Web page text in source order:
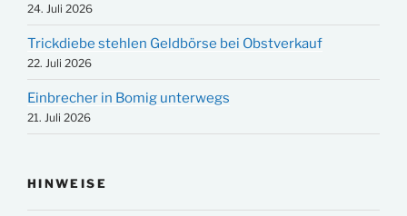
24. Juli 2026
Trickdiebe stehlen Geldbörse bei Obstverkauf
22. Juli 2026
Einbrecher in Bomig unterwegs
21. Juli 2026
HINWEISE